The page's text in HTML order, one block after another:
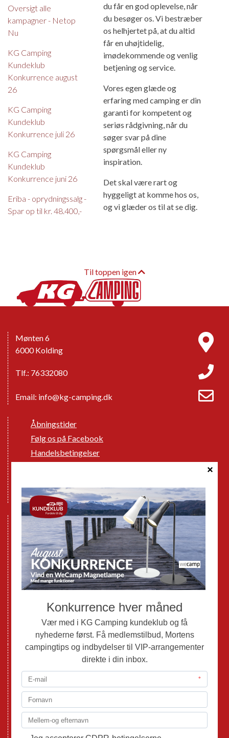
Oversigt alle
kampagner - Netop
Nu
KG Camping
Kundeklub
Konkurrence august
26
KG Camping
Kundeklub
Konkurrence juli 26
KG Camping
Kundeklub
Konkurrence juni 26
Eriba - oprydningssalg -
Spar op til kr. 48.400,-
du får en god oplevelse, når
du besøger os. Vi bestræber
os helhjertet på, at du altid
får en uhøjtidelig,
imødekommende og venlig
betjening og service.
Vores egen glæde og
erfaring med camping er din
garanti for kompetent og
seriøs rådgivning, når du
søger svar på dine
spørgsmål eller ny
inspiration.
Det skal være rart og
hyggeligt at komme hos os,
og vi glæder os til at se dig.
Til toppen igen
Mønten 6
6000 Kolding
Tlf.: 76332080
Email: info@kg-camping.dk
Åbningstider
Følg os på Facebook
Handelsbetingelser
GPDR - Optagelse af foto og video
Nye Campingvogne
Nye Autocampere og Vans
Brugte Campingvogne
Brugte Autocampere og Vans
Webshop
Mortens Campingtips
KG Camping Kundeklub
Nyheder
Adria
Adria Autocampere
Eriba
Fendt
Hobby